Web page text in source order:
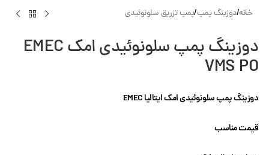
خانه/دوزینگ پمپ/پمپ تزریق سلونوئیدی
دوزینگ پمپ سلونوئیدی امک EMEC
VMS PO
دوزینگ پمپ سلونوئیدی امک ایتالیاEMEC
قیمت مناسب